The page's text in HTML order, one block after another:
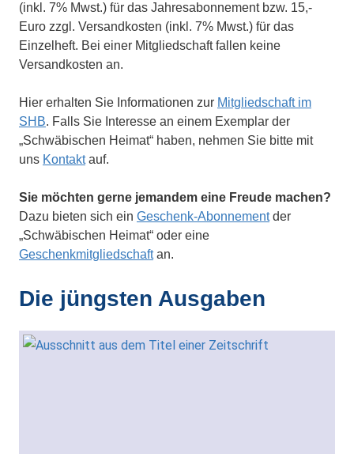
(inkl. 7% Mwst.) für das Jahresabonnement bzw. 15,-
Euro zzgl. Versandkosten (inkl. 7% Mwst.) für das
Einzelheft. Bei einer Mitgliedschaft fallen keine
Versandkosten an.
Hier erhalten Sie Informationen zur Mitgliedschaft im
SHB. Falls Sie Interesse an einem Exemplar der
„Schwäbischen Heimat“ haben, nehmen Sie bitte mit
uns Kontaktauf.
Sie möchten gerne jemandem eine Freude machen?
Dazu bieten sich ein Geschenk-Abonnementder
„Schwäbischen Heimat“ oder eine
Geschenkmitgliedschaftan.
Die jüngsten Ausgaben